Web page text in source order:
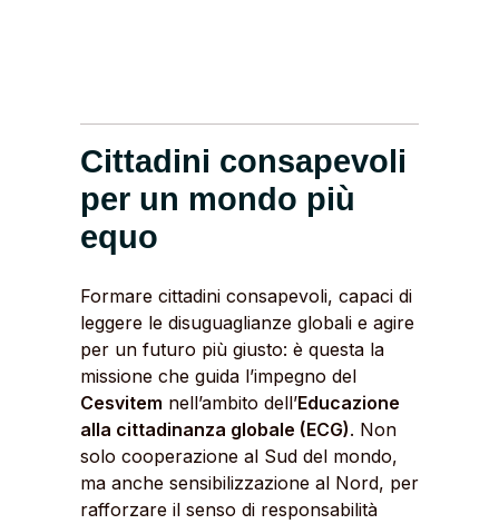
Cittadini consapevoli
per un mondo più
equo
Formare cittadini consapevoli, capaci di
leggere le disuguaglianze globali e agire
per un futuro più giusto: è questa la
missione che guida l’impegno del
Cesvitem nell’ambito dell’Educazione
alla cittadinanza globale (ECG). Non
solo cooperazione al Sud del mondo,
ma anche sensibilizzazione al Nord, per
rafforzare il senso di responsabilità